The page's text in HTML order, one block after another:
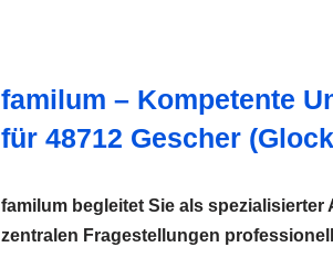
familum – Kompetente
für 48712 Gescher
familum begleitet Sie als
zentralen Fragestellungen